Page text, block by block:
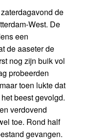
de
West. De
een
de aaseter de
nog zijn buik vol
probeerden
toen lukte dat
beest gevolgd.
verdovend
toe. Rond half
gevangen.